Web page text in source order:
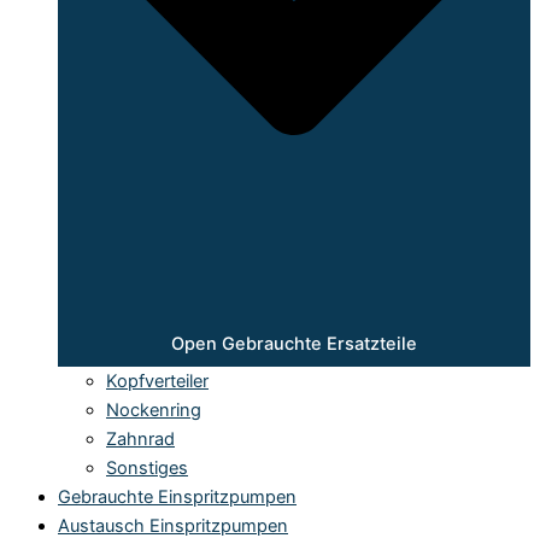
Open Gebrauchte Ersatzteile
Kopfverteiler
Nockenring
Zahnrad
Sonstiges
Gebrauchte Einspritzpumpen
Austausch Einspritzpumpen